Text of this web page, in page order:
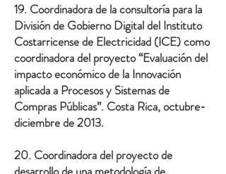
19. Coordinadora de la consultoría para la
División de Gobierno Digital del Instituto
Costarricense de Electricidad (ICE) como
coordinadora del proyecto “Evaluación del
impacto económico de la Innovación
aplicada a Procesos y Sistemas de
Compras Públicas”. Costa Rica, octubre-
diciembre de 2013.
20. Coordinadora del proyecto de